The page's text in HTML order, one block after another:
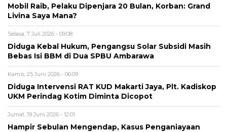
Mobil Raib, Pelaku Dipenjara 20 Bulan, Korban: Grand
Livina Saya Mana?
Selasa, 7 Juli 2026 - 09:08
Diduga Kebal Hukum, Pengangsu Solar Subsidi Masih
Bebas Isi BBM di Dua SPBU Ambarawa
Kamis, 25 Juni 2026 - 06:09
Diduga Intervensi RAT KUD Makarti Jaya, Plt. Kadiskop
UKM Perindag Kotim Diminta Dicopot
Jumat, 19 Juni 2026 - 12:01
Hampir Sebulan Mengendap, Kasus Penganiayaan